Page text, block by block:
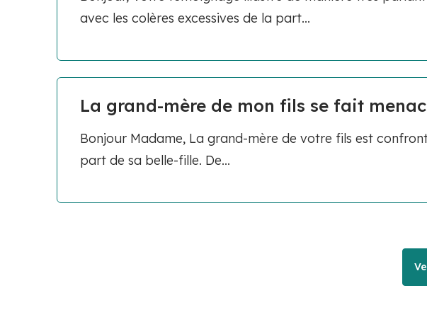
avec les colères excessives de la part...
La grand-mère de mon fils se fait
Bonjour Madame, La grand-mère de votre fils est
part de sa belle-fille. De...